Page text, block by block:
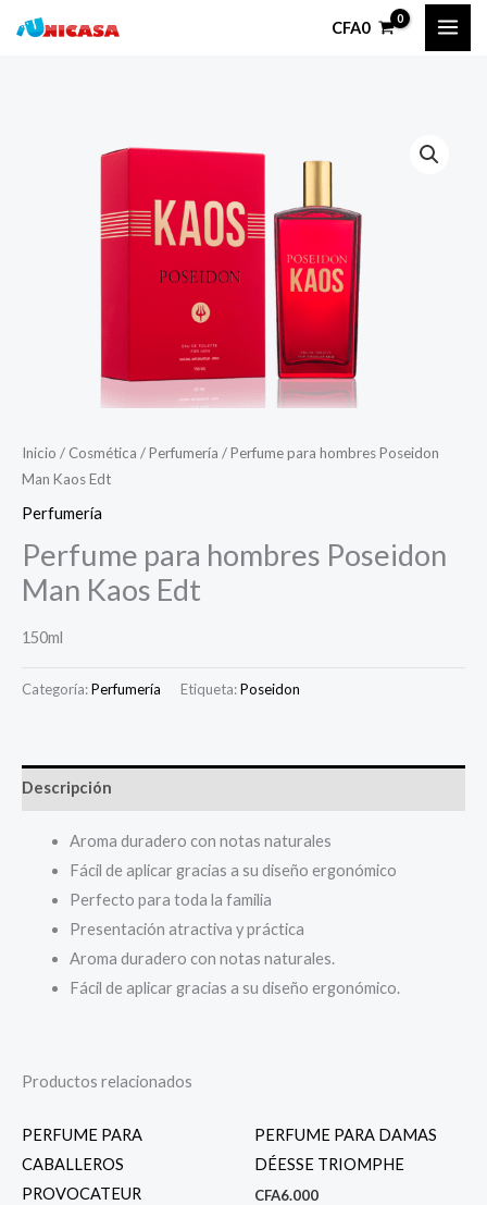
CFA0
Inicio / Cosmética /Perfumería / Perfume para hombres Poseidon
Man Kaos Edt
Perfumería
Perfume para hombres Poseidon
Man Kaos Edt
150ml
Categoría:Perfumería Etiqueta:Poseidon
Descripción
Aroma duradero con notas naturales
Fácil de aplicar gracias a su diseño ergonómico
Perfecto para toda la familia
Presentación atractiva y práctica
Aroma duradero con notas naturales.
Fácil de aplicar gracias a su diseño ergonómico.
Productos relacionados
PERFUME PARA
CABALLEROS
PROVOCATEUR
PERFUME PARA DAMAS
DÉESSE TRIOMPHE
CFA6.000